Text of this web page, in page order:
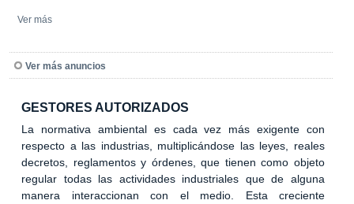
Ver más
Ver más anuncios
GESTORES AUTORIZADOS
La normativa ambiental es cada vez más exigente con
respecto a las industrias, multiplicándose las leyes, reales
decretos, reglamentos y órdenes, que tienen como objeto
regular todas las actividades industriales que de alguna
manera interaccionan con el medio. Esta creciente